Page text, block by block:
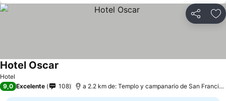
Compartir
Hotel
Hotel Oscar
9,0 Excelente 108 a 2.2 km de: Templo y campanario de San Francisco de Asís